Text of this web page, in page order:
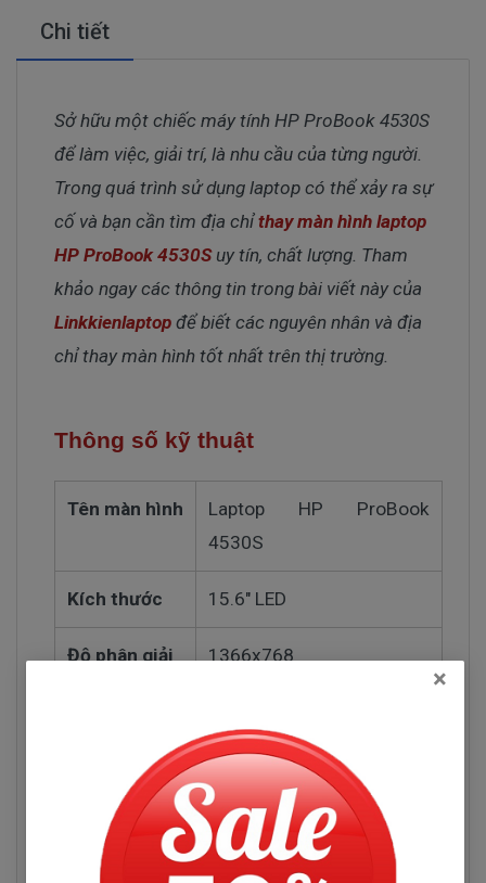
Chi tiết
Sở hữu một chiếc máy tính HP ProBook 4530S
để làm việc, giải trí, là nhu cầu của từng người.
Trong quá trình sử dụng laptop có thể xảy ra sự
cố và bạn cần tìm địa chỉthay màn hình laptop
HP ProBook 4530S uy tín, chất lượng. Tham
khảo ngay các thông tin trong bài viết này của
Linkkienlaptop để biết các nguyên nhân và địa
chỉ thay màn hình tốt nhất trên thị trường.
Thông số kỹ thuật
Tên màn hình
Laptop HP ProBook
4530S
Kích thước 15.6" LED
Độ phân giải 1366x768
(Slim)
Kiểu màn
bóng
×